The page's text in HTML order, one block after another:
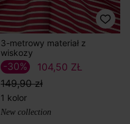
3-metrowy materiał z
wiskozy
104,50 ZŁ
149,90 zł
-30%
1 kolor
New collection